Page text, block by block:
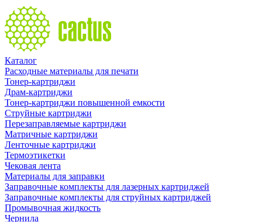
Каталог
Расходные материалы для печати
Тонер-картриджи
Драм-картриджи
Тонер-картриджи повышенной емкости
Струйные картриджи
Перезаправляемые картриджи
Матричные картриджи
Ленточные картриджи
Термоэтикетки
Чековая лента
Материалы для заправки
Заправочные комплекты для лазерных картриджей
Заправочные комплекты для струйных картриджей
Промывочная жидкость
Чернила